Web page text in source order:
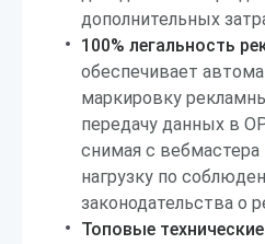
дополнительных
100% легальность
обеспечивает
маркировку
передачу данных в
снимая с
нагрузку по
законодательства о
Топовые